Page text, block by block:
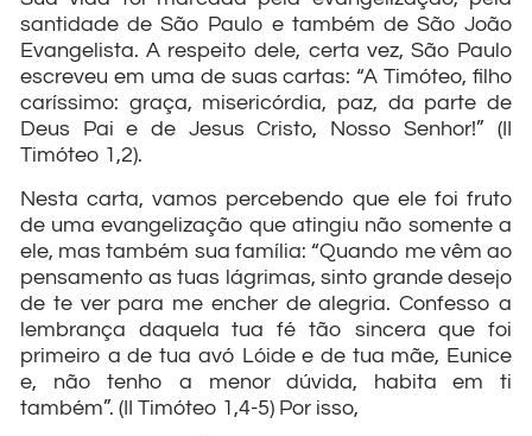
santidade de São Paulo e também de São João
Evangelista. A respeito dele, certa vez, São Paulo
escreveu em uma de suas cartas: “A Timóteo, filho
caríssimo: graça, misericórdia, paz, da parte de
Deus Pai e de Jesus Cristo, Nosso Senhor!” (II
Timóteo 1,2).
Nesta carta, vamos percebendo que ele foi fruto
de uma evangelização que atingiu não somente a
ele, mas também sua família: “Quando me vêm ao
pensamento as tuas lágrimas, sinto grande desejo
de te ver para me encher de alegria. Confesso a
lembrança daquela tua fé tão sincera que foi
primeiro a de tua avó Lóide e de tua mãe, Eunice
e, não tenho a menor dúvida, habita em ti
também”. (II Timóteo 1,4-5) Por isso,